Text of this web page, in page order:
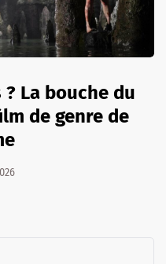
La bouche du
de genre de